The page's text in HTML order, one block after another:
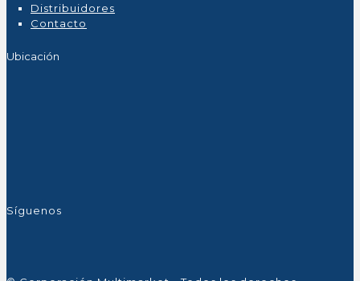
Distribuidores
Contacto
Ubicación
Síguenos